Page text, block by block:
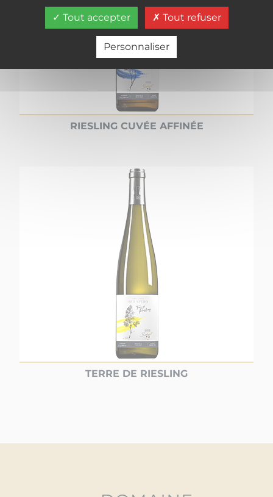
RIESLING CUVÉE AFFINÉE
TERRE DE RIESLING
Tout accepter Tout refuser
Personnaliser